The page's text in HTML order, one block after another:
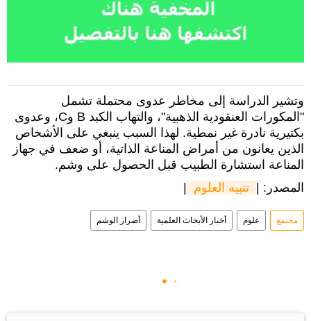
وتشير الدراسة إلى مخاطر عدوى محتملة تشمل
"المكورات العنقودية الذهبية"، والتهاب الكبد B وC، وعدوى
بكتيرية نادرة غير نمطية. لهذا السبب ينبغي على الأشخاص
الذين يعانون من أمراض المناعة الذاتية، أو ضعف في جهاز
المناعة استشارة الطبيب قبل الحصول على وشم.
المصدر: |
تنبيه العلوم
مجتمع علوم أخبار الأبحاث العلمية أضرار الوشم